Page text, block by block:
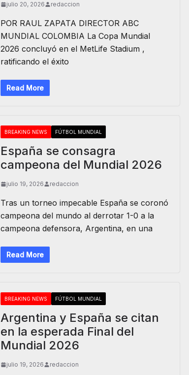
julio 20, 2026 redaccion
POR RAUL ZAPATA DIRECTOR ABC
MUNDIAL COLOMBIA La Copa Mundial
2026 concluyó en el MetLife Stadium ,
ratificando el éxito
Read More
BREAKING NEWS FÚTBOL MUNDIAL
España se consagra
campeona del Mundial 2026
julio 19, 2026 redaccion
Tras un torneo impecable España se coronó
campeona del mundo al derrotar 1-0 a la
campeona defensora, Argentina, en una
Read More
BREAKING NEWS FÚTBOL MUNDIAL
Argentina y España se citan
en la esperada Final del
Mundial 2026
julio 19, 2026 redaccion